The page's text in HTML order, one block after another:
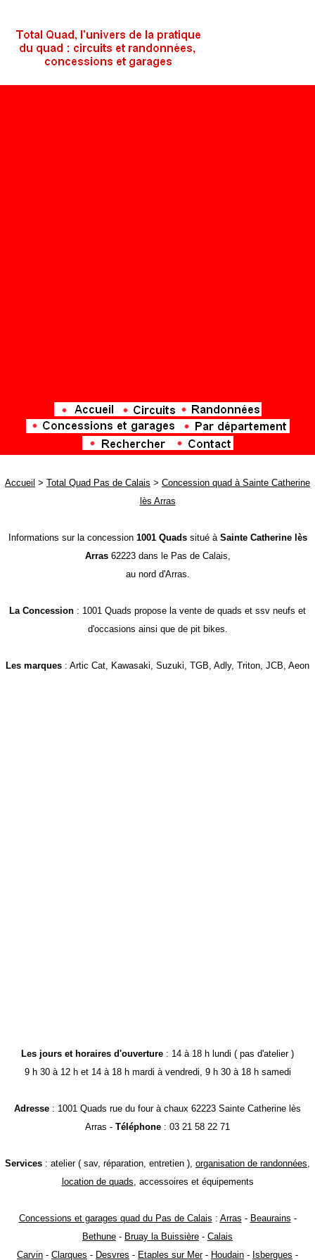
Accueil > Total Quad Pas de Calais > Concession quad à Sainte Catherine
lès Arras
Informations sur la concession 1001 Quadssitué à Sainte Catherine lès
Arras62223 dans le Pas de Calais,
au nord d'Arras.
La Concession : 1001 Quads propose la vente de quads et ssv neufs et
d'occasions ainsi que de pit bikes.
Les marques : Artic Cat, Kawasaki, Suzuki, TGB, Adly, Triton, JCB, Aeon
Les jours et horaires d'ouverture : 14 à 18 h lundi ( pas d'atelier )
9 h 30 à 12 h et 14 à 18 h mardi à vendredi, 9 h 30 à 18 h samedi
Adresse : 1001 Quads rue du four à chaux 62223 Sainte Catherine lès
Arras - Téléphone : 03 21 58 22 71
Services : atelier ( sav, réparation, entretien ), organisation de randonnées,
location de quads, accessoires et équipements
Concessions et garages quad du Pas de Calais : Arras - Beaurains -
Bethune - Bruay la Buissière - Calais
Carvin - Clarques - Desvres - Etaples sur Mer- Houdain - Isbergues -